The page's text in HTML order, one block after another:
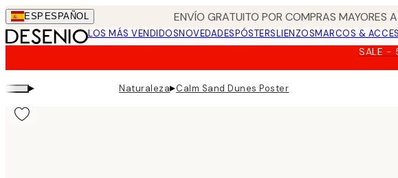
Skip
to
main
ESP ESPAÑOL ENVÍO GRATUITO POR COMPRAS MAYORES
LOS MÁS VENDIDOSNOVEDADESPÓSTERSLIENZOSMARCOS &
SALE -
▸ Naturaleza▸Calm Sand Dunes Poster